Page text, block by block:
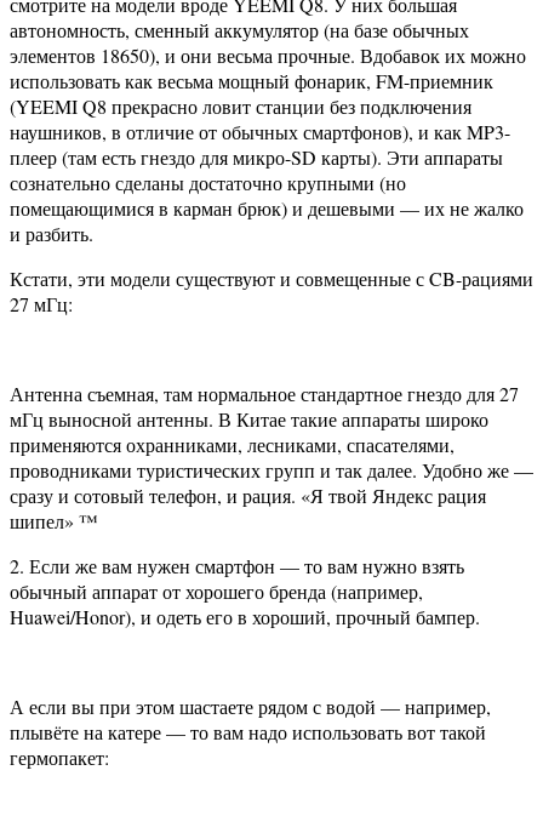
автономность, сменный аккумулятор (на базе обычных
элементов 18650), и они весьма прочные. Вдобавок их можно
использовать как весьма мощный фонарик, FM-приемник
(YEEMI Q8 прекрасно ловит станции без подключения
наушников, в отличие от обычных смартфонов), и как MP3-
плеер (там есть гнездо для микро-SD карты). Эти аппараты
сознательно сделаны достаточно крупными (но
помещающимися в карман брюк) и дешевыми — их не жалко
и разбить.
Кстати, эти модели существуют и совмещенные с CB-рациями
27 мГц:
Антенна съемная, там нормальное стандартное гнездо для 27
мГц выносной антенны. В Китае такие аппараты широко
применяются охранниками, лесниками, спасателями,
проводниками туристических групп и так далее. Удобно же —
сразу и сотовый телефон, и рация. «Я твой Яндекс рация
шипел» ™
2. Если же вам нужен смартфон — то вам нужно взять
обычный аппарат от хорошего бренда (например,
Huawei/Honor), и одеть его в хороший, прочный бампер.
А если вы при этом шастаете рядом с водой — например,
плывёте на катере — то вам надо использовать вот такой
гермопакет: